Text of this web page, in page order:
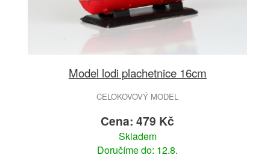
Model lodi plachetnice 16cm
CELOKOVOVÝ MODEL
Cena: 479 Kč
Skladem
Doručíme do: 12.8.